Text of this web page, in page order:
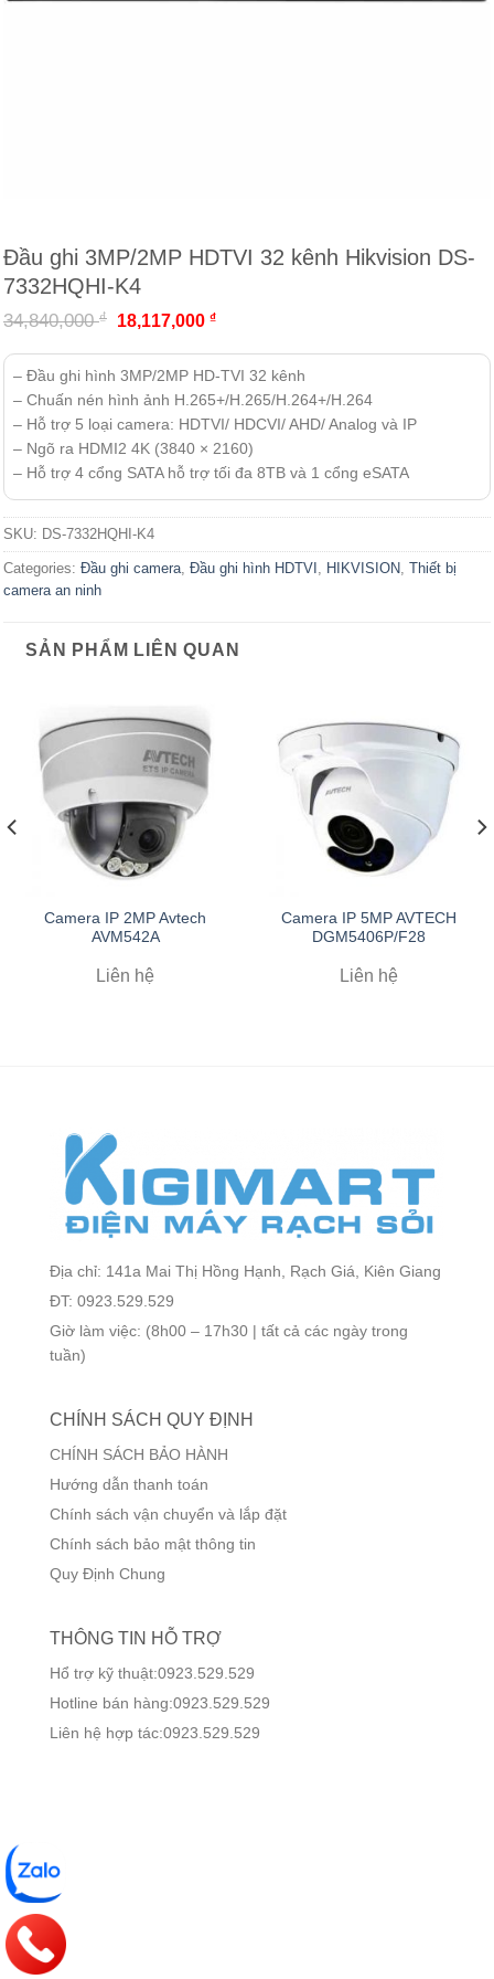
Đầu ghi 3MP/2MP HDTVI 32 kênh Hikvision DS-
7332HQHI-K4
34,840,000₫ 18,117,000₫
– Đầu ghi hình 3MP/2MP HD-TVI 32 kênh
– Chuấn nén hình ảnh H.265+/H.265/H.264+/H.264
– Hỗ trợ 5 loại camera: HDTVI/ HDCVI/ AHD/ Analog và IP
– Ngõ ra HDMI2 4K (3840 × 2160)
– Hỗ trợ 4 cổng SATA hỗ trợ tối đa 8TB và 1 cổng eSATA
SKU: DS-7332HQHI-K4
Categories: Đầu ghi camera, Đầu ghi hình HDTVI , HIKVISION, Thiết bị
camera an ninh
SẢN PHẨM LIÊN QUAN
Camera IP 2MP Avtech
AVM542A
Liên hệ
Camera IP 5MP AVTECH
DGM5406P/F28
Liên hệ
Địa chỉ: 141a Mai Thị Hồng Hạnh, Rạch Giá, Kiên Giang
ĐT: 0923.529.529
Giờ làm việc: (8h00 – 17h30 | tất cả các ngày trong
tuần)
CHÍNH SÁCH QUY ĐỊNH
CHÍNH SÁCH BẢO HÀNH
Hướng dẫn thanh toán
Chính sách vận chuyển và lắp đặt
Chính sách bảo mật thông tin
Quy Định Chung
THÔNG TIN HỖ TRỢ
Hổ trợ kỹ thuật:0923.529.529
Hotline bán hàng:0923.529.529
Liên hệ hợp tác:0923.529.529